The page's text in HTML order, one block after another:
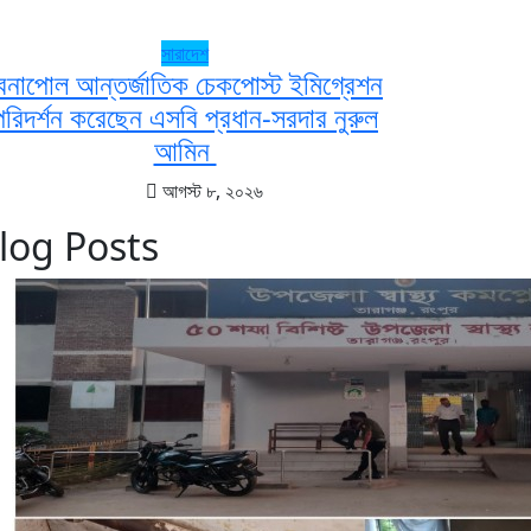
সারাদেশ
আন্তর্জাতিক চেকপোস্ট ইমিগ্রেশন
করেছেন এসবি প্রধান-সরদার নুরুল
আমিন
আগস্ট ৮, ২০২৬
Posts